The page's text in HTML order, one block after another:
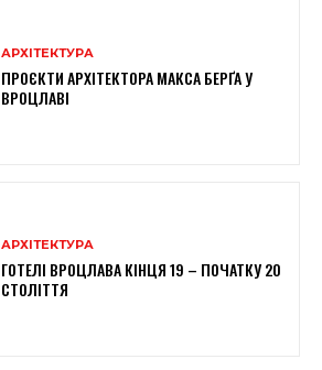
АРХІТЕКТУРА
ПРОЄКТИ АРХІТЕКТОРА МАКСА БЕРҐА У
ВРОЦЛАВІ
АРХІТЕКТУРА
ГОТЕЛІ ВРОЦЛАВА КІНЦЯ 19 – ПОЧАТКУ 20
СТОЛІТТЯ